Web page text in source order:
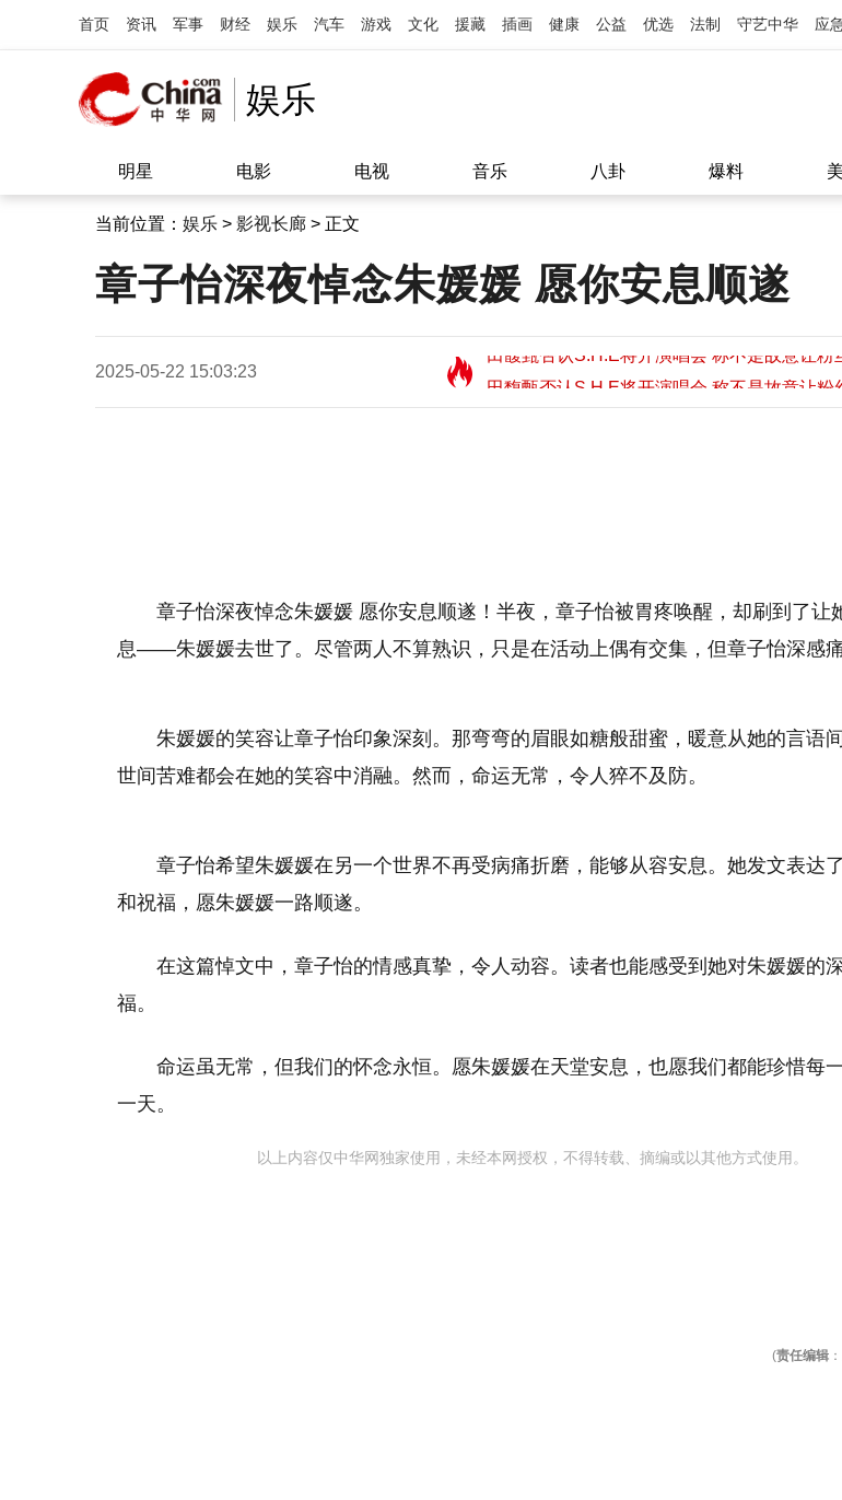
首页 资讯 军事 财经 娱乐 汽车 游戏 文化 援藏 插画 健康 公益 优选 法制 守艺中华 应
娱乐
明星 电影 电视 音乐 八卦 爆料
当前位置： 娱乐 > 影视长廊 > 正文
章子怡深夜悼念朱媛媛 愿你安息顺遂
2025-05-22 15:03:23
望11:08
田馥甄否认S.H.E将开演唱会 称不是故意让粉
章子怡深夜悼念朱媛媛 愿你安息顺遂！半夜，章子怡被胃疼唤醒，却刷到了让
息——朱媛媛去世了。尽管两人不算熟识，只是在活动上偶有交集，但章子怡深感痛
朱媛媛的笑容让章子怡印象深刻。那弯弯的眉眼如糖般甜蜜，暖意从她的言语
世间苦难都会在她的笑容中消融。然而，命运无常，令人猝不及防。
章子怡希望朱媛媛在另一个世界不再受病痛折磨，能够从容安息。她发文表达
和祝福，愿朱媛媛一路顺遂。
在这篇悼文中，章子怡的情感真挚，令人动容。读者也能感受到她对朱媛媛的
福。
命运虽无常，但我们的怀念永恒。愿朱媛媛在天堂安息，也愿我们都能珍惜每
一天。
以上内容仅中华网独家使用，未经本网授权，不得转载、摘编或以其他方式使用。
(责任编辑